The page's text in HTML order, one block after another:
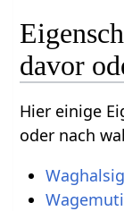
davor
Hier einige
oder nach
Waghalsig